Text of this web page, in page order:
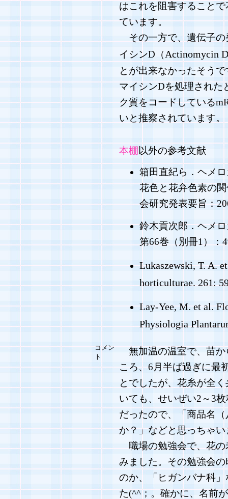
はこれを阻害すること
ています。
その一方で、遺伝子の
イシンD（Actinomycin D
とが出来なかったそう
マイシンDを処理された
ク質をコードしている
いと推察されています。
本棚以外の参考文献
箱田直紀ら．ヘメ
花色と花弁色素の
会研究発表要旨：
鈴木貢次郎．ヘメ
第66巻（別冊1）：
Lukaszewski, T. A.
horticulturae. 261:
Lay-Yee, M. et al.
Physiologia
コメン
ト
無加温の温室で、苗か
ころ、6月半ば過ぎに最
とでしたが、花糸が全
いても、せいぜい2～3
だったので、「商品名
か？」などと思っちゃ
職場の勉強会で、花の
みました。その勉強会
のか、「ヒガンバナ科
た(^^；。確かに、名前